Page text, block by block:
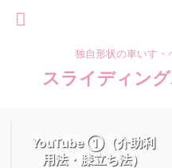
独自形状の車いす・
スライディン
YouTube ①（介助利
用法・膝立ち法）